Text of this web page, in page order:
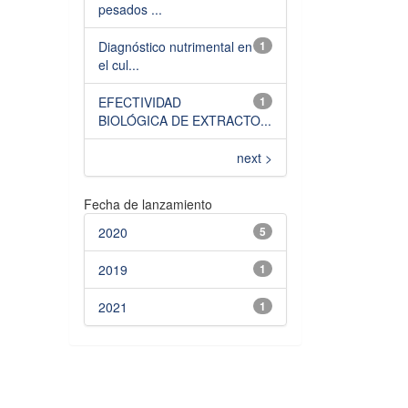
pesados ...
1
Diagnóstico nutrimental en
el cul...
1
EFECTIVIDAD
BIOLÓGICA DE EXTRACTO...
next >
Fecha de lanzamiento
5
2020
1
2019
1
2021